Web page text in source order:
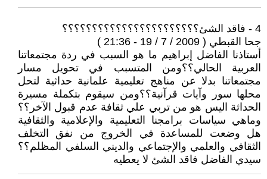
4 - فاقد الشئ؟؟؟؟؟؟؟؟؟؟؟؟؟؟؟؟؟؟؟؟؟؟؟
جحا القبطي ( 2009 / 7 / 19 - 21:36 )
أستاذنا الفاضل إبراهيم ما هو السبب في ردة مجتمعاتنا
العربية الحالي؟؟ومن المتسبب في تحويل مسار
مجتمعاتنا بدلا عن مناهج تعليمية علمانية حداثية لتحل
محلها سور وآيات قرآنية؟؟ومن سيقوم بتكملة مسيرة
الحداثة اليس هو من تربي علي ثقافة عدم قبول الآخر؟؟
وماهي سياسات برامجنا التعليمية والإعلامية والثقافية
هل وضعت للمساعدة في الخروج من نفق التخلف
الثقافي والعلمي والإجتماعي والديني السلفي المظلم؟؟
سيدي الفاضل فاقد الشئ لا يعطيه